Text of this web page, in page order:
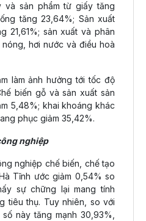
và sản phẩm từ giấy tăng
tăng 23,64%; Sản xuất
21,61%; sản xuất và phân
hơi nước và điều hoà
làm ảnh hưởng tới tốc độ
biến gỗ và sản xuất sản
5,48%; khai khoáng khác
phục giảm 35,42%.
nghiệp
nghiệp chế biến, chế tạo
Tĩnh ước giảm 0,54% so
sự chững lại mang tính
tiêu thụ. Tuy nhiên, so với
này tăng mạnh 30,93%,